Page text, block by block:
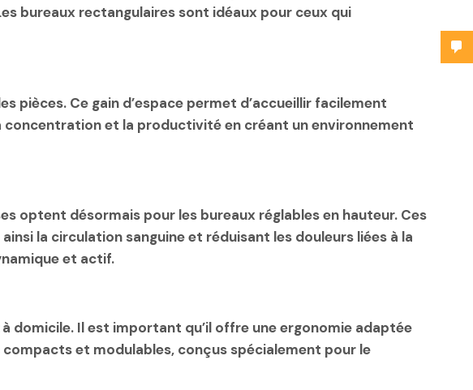
bureaux rectangulaires sont idéaux pour ceux qui
pièces. Ce gain d’espace permet d’accueillir facilement
concentration et la productivité en créant un environnement
optent désormais pour les bureaux réglables en hauteur. Ces
la circulation sanguine et réduisant les douleurs liées à la
et actif.
domicile. Il est important qu’il offre une ergonomie adaptée
compacts et modulables, conçus spécialement pour le